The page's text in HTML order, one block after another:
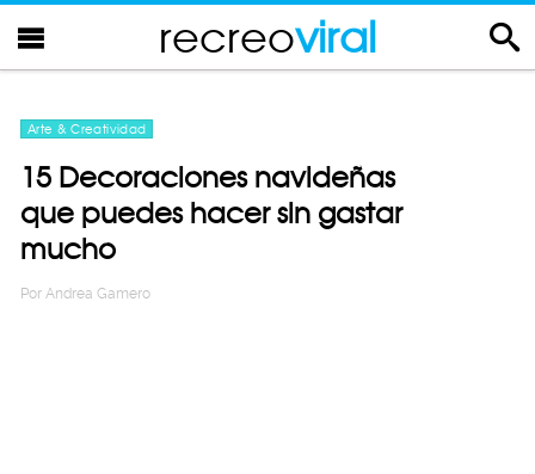
recreoviral
Arte & Creatividad
15 Decoraciones navideñas
que puedes hacer sin gastar
mucho
Por Andrea Gamero